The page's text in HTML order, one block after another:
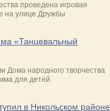
проведена игровая
на улице Дружбы
«Танцевальный
Дома народного творчества
для детей
в Никольском районе